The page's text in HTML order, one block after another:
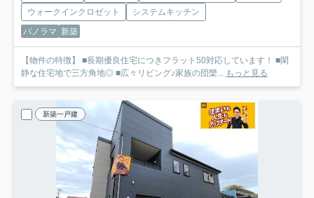
ウォークインクロゼット
システムキッチン
パノラマ 新築
【物件の特徴】 ■長期優良住宅につきフラット50対応しています！ ■閑
静な住宅地で三方角地◎ ■広々リビング♪家族の団欒... もっと見る
新築一戸建